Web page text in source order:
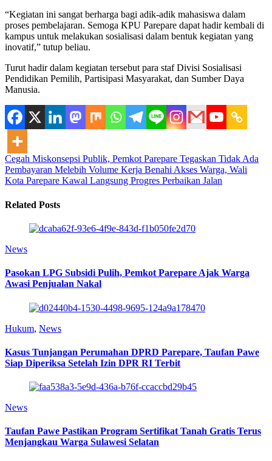
“Kegiatan ini sangat berharga bagi adik-adik mahasiswa dalam
proses pembelajaran. Semoga KPU Parepare dapat hadir kembali di
kampus untuk melakukan sosialisasi dalam bentuk kegiatan yang
inovatif,” tutup beliau.
Turut hadir dalam kegiatan tersebut para staf Divisi Sosialisasi
Pendidikan Pemilih, Partisipasi Masyarakat, dan Sumber Daya
Manusia.
Cegah Miskonsepsi Publik, Pemkot Parepare Tegaskan Tidak Ada
Pembayaran Melebih Volume Kerja Benahi Akses Warga, Wali
Kota Parepare Kawal Langsung Progres Perbaikan Jalan
Related Posts
News
Pasokan LPG Subsidi Pulih, Pemkot Parepare Ajak Warga
Awasi Penjualan Nakal
Hukum, News
Kasus Tunjangan Perumahan DPRD Parepare, Taufan Pawe
Siap Diperiksa Setelah Izin DPR RI Terbit
News
Taufan Pawe Pastikan Program Sertifikat Tanah Gratis Terus
Menjangkau Warga Sulawesi Selatan